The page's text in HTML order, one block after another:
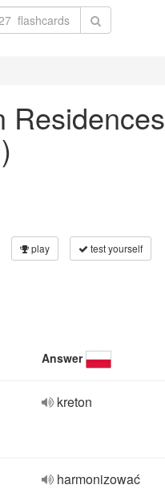
play test yourself
Answer
kreton
harmonizować